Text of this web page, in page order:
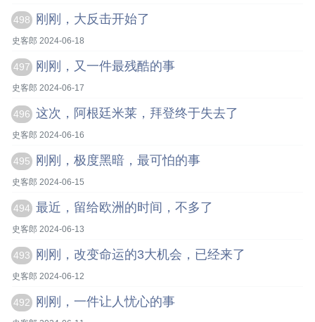
498 刚刚，大反击开始了
史客郎 2024-06-18
497 刚刚，又一件最残酷的事
史客郎 2024-06-17
496 这次，阿根廷米莱，拜登终于失去了
史客郎 2024-06-16
495 刚刚，极度黑暗，最可怕的事
史客郎 2024-06-15
494 最近，留给欧洲的时间，不多了
史客郎 2024-06-13
493 刚刚，改变命运的3大机会，已经来了
史客郎 2024-06-12
492 刚刚，一件让人忧心的事